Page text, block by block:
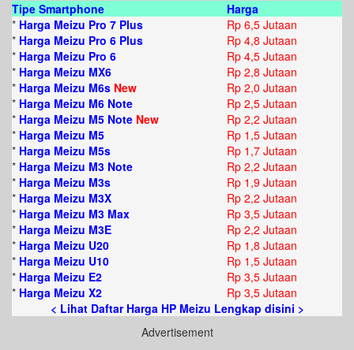
Tipe Smartphone
Harga
* Harga Meizu Pro 7 Plus
Rp 6,5 Jutaan
* Harga Meizu Pro 6 Plus
Rp 4,8 Jutaan
* Harga Meizu Pro 6
Rp 4,5 Jutaan
* Harga Meizu MX6
Rp 2,8 Jutaan
* Harga Meizu M6s New
Rp 2,0 Jutaan
* Harga Meizu M6 Note
Rp 2,5 Jutaan
* Harga Meizu M5 Note New
Rp 2,2 Jutaan
* Harga Meizu M5
Rp 1,5 Jutaan
* Harga Meizu M5s
Rp 1,7 Jutaan
* Harga Meizu M3 Note
Rp 2,2 Jutaan
* Harga Meizu M3s
Rp 1,9 Jutaan
* Harga Meizu M3X
Rp 2,2 Jutaan
* Harga Meizu M3 Max
Rp 3,5 Jutaan
* Harga Meizu M3E
Rp 2,2 Jutaan
* Harga Meizu U20
Rp 1,8 Jutaan
* Harga Meizu U10
Rp 1,5 Jutaan
* Harga Meizu E2
Rp 3,5 Jutaan
* Harga Meizu X2
Rp 3,5 Jutaan
< Lihat Daftar Harga HP Meizu Lengkap disini >
Advertisement